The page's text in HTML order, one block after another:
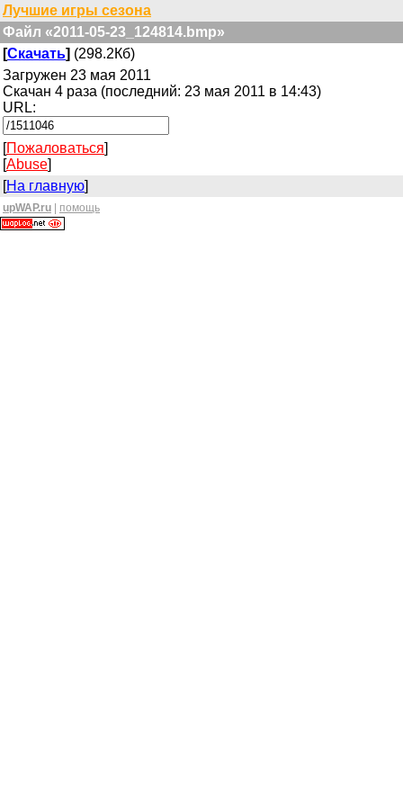
Лучшие игры сезона
Файл «2011-05-23_124814.bmp»
[Скачать] (298.2Кб)
Загружен 23 мая 2011
Скачан 4 раза (последний: 23 мая 2011 в 14:43)
URL:
[Пожаловаться]
[Abuse]
[На главную]
upWAP.ru помощь